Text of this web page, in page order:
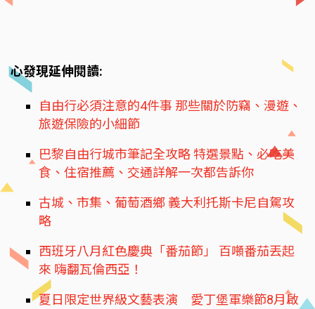
心發現延伸閱讀:
自由行必須注意的4件事 那些關於防竊、漫遊、
旅遊保險的小細節
巴黎自由行城市筆記全攻略 特選景點、必吃美
食、住宿推薦、交通詳解一次都告訴你
古城、市集、葡萄酒鄉 義大利托斯卡尼自駕攻
略
西班牙八月紅色慶典「番茄節」 百噸番茄丟起
來 嗨翻瓦倫西亞！
夏日限定世界級文藝表演 愛丁堡軍樂節8月啟